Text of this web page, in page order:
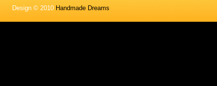
Design © 2010 Handmade Dreams